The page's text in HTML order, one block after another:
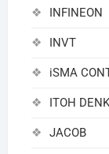
INFINEON
INVT
iSMA
ITOH
JACOB